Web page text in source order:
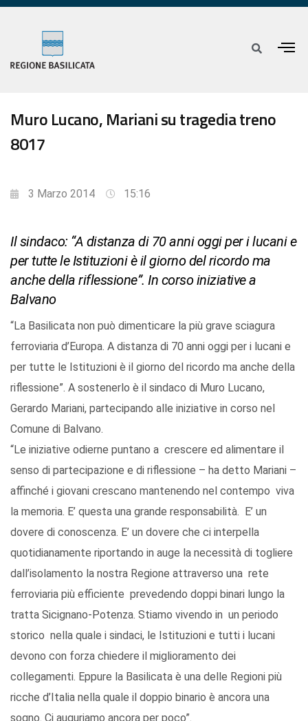
Muro Lucano, Mariani su tragedia treno
8017
3 Marzo 2014 15:16
Il sindaco: “A distanza di 70 anni oggi per i lucani e
per tutte le Istituzioni è il giorno del ricordo ma
anche della riflessione”. In corso iniziative a
Balvano
“La Basilicata non può dimenticare la più grave sciagura
ferroviaria d’Europa. A distanza di 70 anni oggi per i lucani e
per tutte le Istituzioni è il giorno del ricordo ma anche della
riflessione”. A sostenerlo è il sindaco di Muro Lucano,
Gerardo Mariani, partecipando alle iniziative in corso nel
Comune di Balvano.
“Le iniziative odierne puntano a crescere ed alimentare il
senso di partecipazione e di riflessione – ha detto Mariani –
affinché i giovani crescano mantenendo nel contempo viva
la memoria. E’ questa una grande responsabilità. E’ un
dovere di conoscenza. E’ un dovere che ci interpella
quotidianamente riportando in auge la necessità di togliere
dall’isolamento la nostra Regione attraverso una rete
ferroviaria più efficiente prevedendo doppi binari lungo la
tratta Sicignano-Potenza. Stiamo vivendo in un periodo
storico nella quale i sindaci, le Istituzioni e tutti i lucani
devono con forza chiedere il miglioramento dei
collegamenti. Eppure la Basilicata è una delle Regioni più
ricche d’Italia nella quale il doppio binario è ancora una
sogno. Ci auguriamo ancora per poco”.